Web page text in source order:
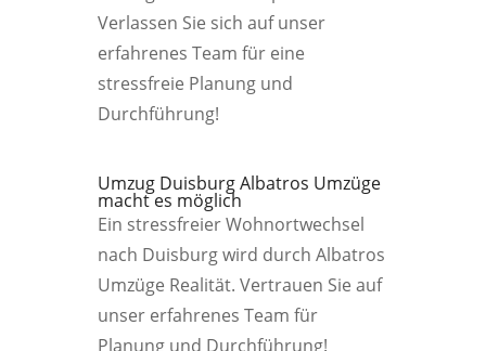
Verlassen Sie sich auf unser
erfahrenes Team für eine
stressfreie Planung und
Durchführung!
Umzug Duisburg Albatros Umzüge
macht es möglich
Ein stressfreier Wohnortwechsel
nach Duisburg wird durch Albatros
Umzüge Realität. Vertrauen Sie auf
unser erfahrenes Team für
Planung und Durchführung!